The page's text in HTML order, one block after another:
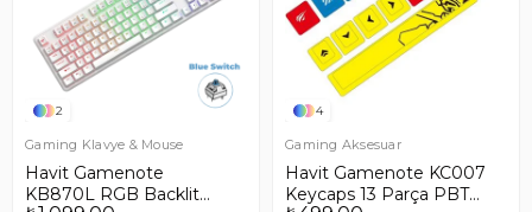
2
Gaming Klavye & Mouse
Havit Gamenote
KB870L RGB Backlit
4
Gaming Aksesuar
Havit Gamenote KC007
Keycaps 13 Parça PBT